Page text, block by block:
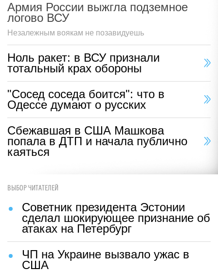
Армия России выжгла подземное
логово ВСУ
Незалежным воякам не позавидуешь
Ноль ракет: в ВСУ признали
тотальный крах обороны
"Сосед соседа боится": что в
Одессе думают о русских
Сбежавшая в США Машкова
попала в ДТП и начала публично
каяться
ВЫБОР ЧИТАТЕЛЕЙ
Советник президента Эстонии
сделал шокирующее признание об
атаках на Петербург
ЧП на Украине вызвало ужас в
США